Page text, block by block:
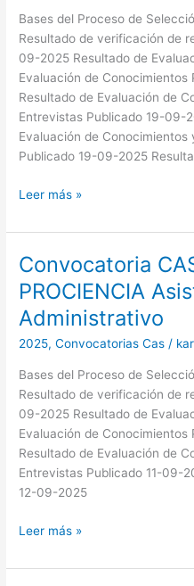
Bases del Proceso de
Resultado de verificación de
09-2025 Resultado de
Evaluación de
Resultado de Evaluación de
Entrevistas Publicado 19-09-
Evaluación de
Publicado 19-09-2025
Analista
en
Presupuesto
Leer más »
Convocatoria
PROCIENCIA
Administrativo
2025,Convocatorias Cas /
Bases del Proceso de
Resultado de verificación de
09-2025 Resultado de
Evaluación de
Resultado de Evaluación de
Entrevistas Publicado 11-09-
12-09-2025
Convocatoria
CAS
N°
016-
2025-
Asistente
Administrativo
Leer más »